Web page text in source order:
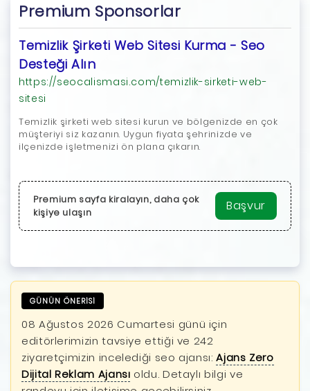
Premium Sponsorlar
Temizlik Şirketi Web Sitesi Kurma - Seo
Desteği Alın
https://seocalismasi.com/temizlik-sirketi-web-
sitesi
Temizlik şirketi web sitesi kurun ve bölgenizde en çok
müşteriyi siz kazanın. Uygun fiyata şehrinizde ve
ilçenizde işletmenizi ön plana çıkarın.
Premium sayfa kiralayın, daha çok
kişiye ulaşın
Başvur
GÜNÜN ÖNERİSİ
08 Ağustos 2026 Cumartesi günü için
editörlerimizin tavsiye ettiği ve 242
ziyaretçimizin incelediği seo ajansı:Ajans Zero
Dijital Reklam Ajansı oldu. Detaylı bilgi ve